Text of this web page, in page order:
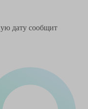
дату сообщит